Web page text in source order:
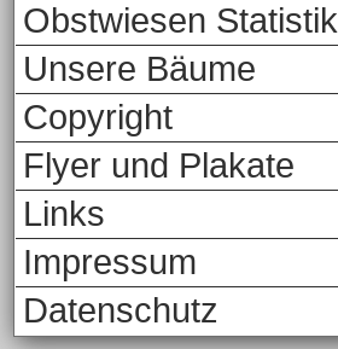
Obstwiesen Statistik
Unsere Bäume
Copyright
Flyer und Plakate
Links
Impressum
Datenschutz